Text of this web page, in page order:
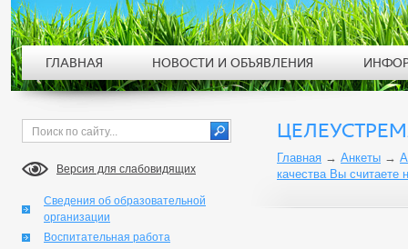
Версия для слабовидящих
Сведения об образовательной
организации
Воспитательная работа
Главная → Анкеты →
качества Вы считаете
ГЛАВНАЯ НОВОСТИ И ОБЪЯВЛЕНИЯ